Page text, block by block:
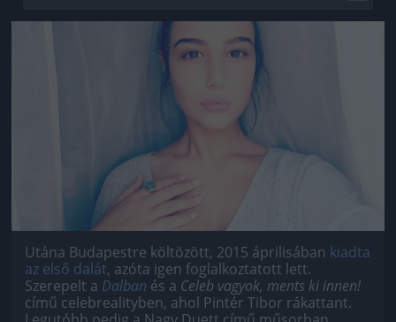
Jön még kép!
Utána Budapestre költözött, 2015 áprilisában kiadta
az első dalát, azóta igen foglalkoztatott lett.
Szerepelt a Dalban és a Celeb vagyok, ments ki innen!
című celebrealityben, ahol Pintér Tibor rákattant.